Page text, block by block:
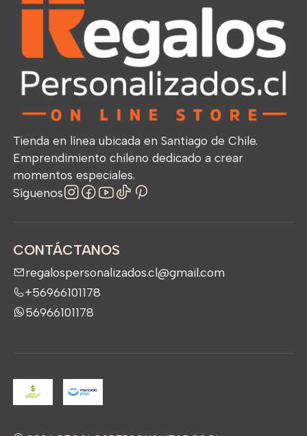
Tienda en línea ubicada en Santiago de Chile.
Emprendimiento chileno dedicado a crear
momentos especiales.
Síguenos
CONTÁCTANOS
regalospersonalizados.cl@gmail.com
+56966101178
56966101178